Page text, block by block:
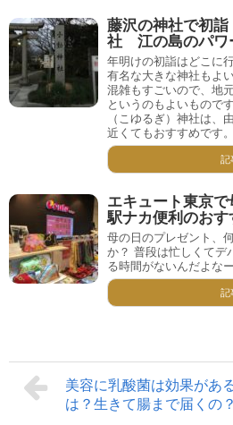
藤沢の神社で初
社 江の島のパワ
年明けの初詣はどこに
有名な大きな神社もよ
混雑もすごいので、地
というのもよいもので
（こゆるぎ）神社は、
近くてもおすすめです。
記
エキュート東京で
駅ナカ便利のおす
母の日のプレゼント、
か？ 普段は忙しくてデ
る時間がないんだよな
記
美容に乳酸菌は効果があ
は？生きて腸まで届くの？